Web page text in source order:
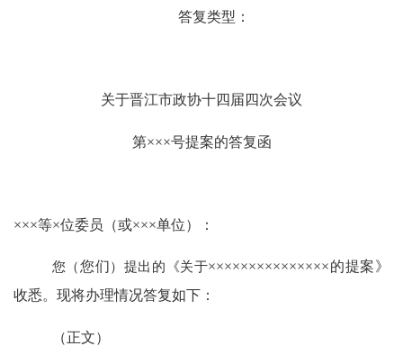
答复类型：
关于晋江市政协十四届四次会议
第×××号提案的答复函
×××等×位委员（或×××单位）：
您（您们 ）提出的《关于×××××××××××××××的提案》
收悉。现将办理情况答复如下：
（正文）